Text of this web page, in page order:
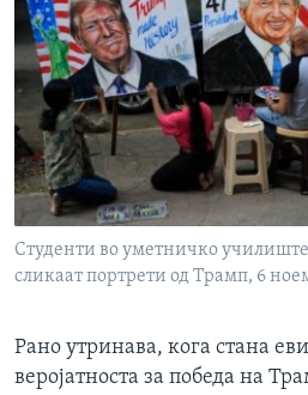
Студенти во уметничко
сликаат портрети од Трамп, 6
Рано утринава, кога стана
веројатноста за победа на